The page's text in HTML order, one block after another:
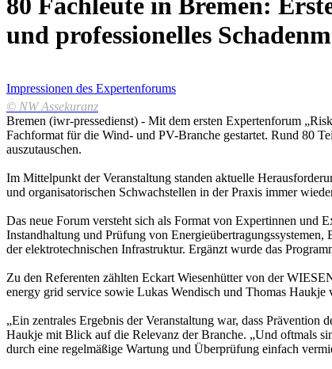
und professionelles
Impressionen des Expertenforums
© NW Assekuranz
Bremen (iwr-pressedienst) - Mit dem ersten Expertenforum
Fachformat für die Wind- und PV-Branche gestartet. Rund 80
auszutauschen.
Im Mittelpunkt der Veranstaltung standen aktuelle
und organisatorischen Schwachstellen in der Praxis immer
Das neue Forum versteht sich als Format von Expertinnen und
Instandhaltung und Prüfung von
der elektrotechnischen Infrastruktur. Ergänzt wurde das
Zu den Referenten zählten Eckart Wiesenhütter von der
energy grid service sowie Lukas Wendisch und Thomas
„Ein zentrales Ergebnis der Veranstaltung war, dass Prävention
Haukje mit Blick auf die Relevanz der Branche. „Und oftmals
durch eine regelmäßige Wartung und Überprüfung einfach